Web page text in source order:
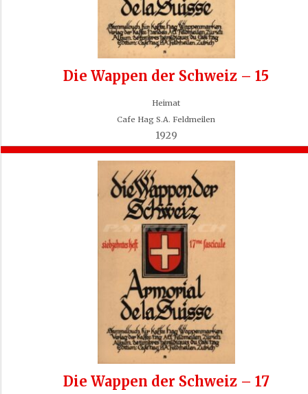
Die Wappen der Schweiz – 15
Heimat
Cafe Hag S.A. Feldmeilen
1929
Die Wappen der Schweiz – 17